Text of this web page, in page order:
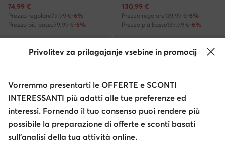
Prezzo attuale
74,99 €
Prezzo regolare79,99 €-6%
Prezzo più basso79,99 €-6%
Prezzo attuale
130,99 €
Prezzo regolare139,99 €-6%
Prezzo più basso139,99 €-6%
Privolitev za prilagajanje vsebine in promocij
Vorremmo presentarti le OFFERTE e SCONTI
INTERESSANTI più adatti alle tue preferenze ed
interessi. Fornendo il tuo consenso puoi rendere più
possibile la preparazione di offerte e sconti basati
sull’analisi della tua attività online.